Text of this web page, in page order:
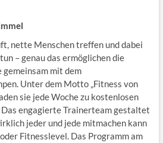
nette Menschen treffen und dabei
– genau das ermöglichen die
mit dem
Unter dem Motto „Fitness von
sie jede Woche zu kostenlosen
engagierte Trainerteam gestaltet
jeder und jede mitmachen kann
Fitnesslevel. Das Programm am